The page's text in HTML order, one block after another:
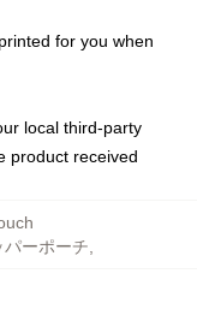
for you when
local third-party
product received
ーポーチ